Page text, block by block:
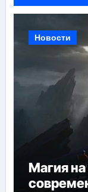
Новости
Магия